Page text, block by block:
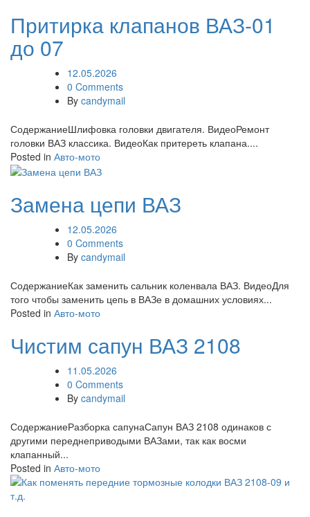
Притирка клапанов ВАЗ-01
до 07
12.05.2026
0 Comments
By candymail
СодержаниеШлифовка головки двигателя. ВидеоРемонт
головки ВАЗ классика. ВидеоКак притереть клапана....
Posted in Авто-мото
Замена цепи ВАЗ
12.05.2026
0 Comments
By candymail
СодержаниеКак заменить сальник коленвала ВАЗ. ВидеоДля
того чтобы заменить цепь в ВАЗе в домашних условиях...
Posted in Авто-мото
Чистим сапун ВАЗ 2108
11.05.2026
0 Comments
By candymail
СодержаниеРазборка сапунаСапун ВАЗ 2108 одинаков с
другими переднеприводыми ВАЗами, так как восми
клапанный...
Posted in Авто-мото